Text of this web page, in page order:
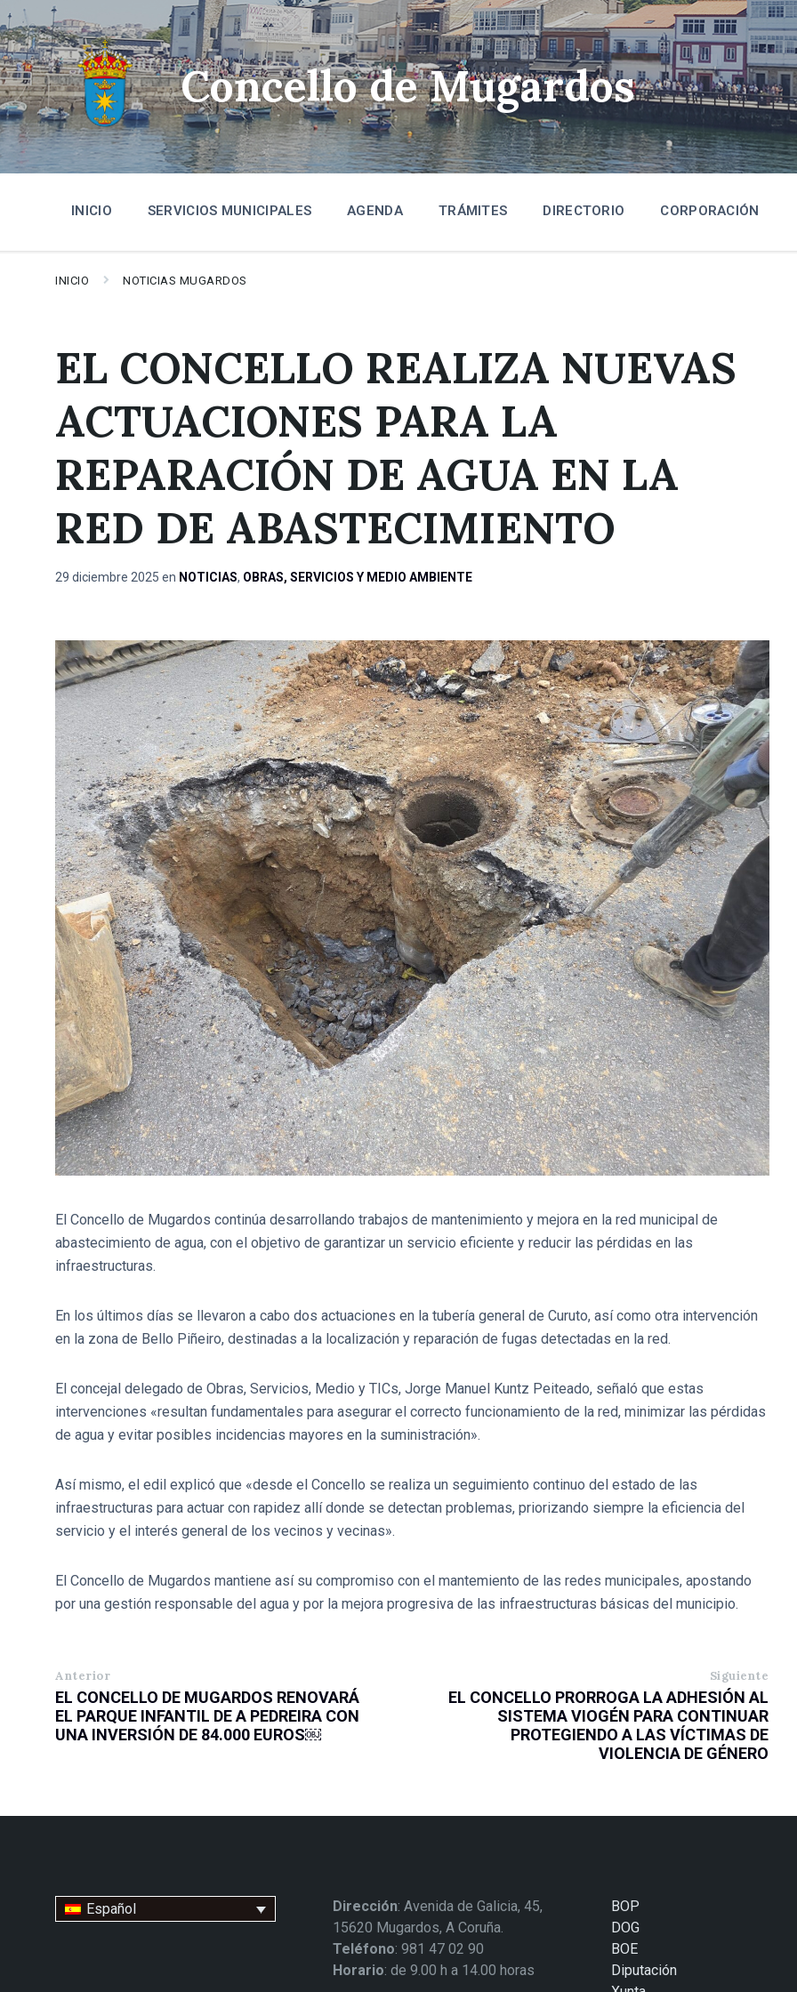
Skip
to
content
Skip
to
main
navigation
Skip
to
footer
Concello de Mugardos
INICIO SERVICIOS MUNICIPALES AGENDA TRÁMITES DIRECTORIO CORPORACIÓN
INICIO NOTICIAS MUGARDOS
EL CONCELLO REALIZA NUEVAS
ACTUACIONES PARA LA
REPARACIÓN DE AGUA EN LA
RED DE ABASTECIMIENTO
29 diciembre 2025 en NOTICIAS, OBRAS, SERVICIOS Y MEDIO AMBIENTE
El Concello de Mugardos continúa desarrollando trabajos de mantenimiento y mejora en la red municipal de
abastecimiento de agua, con el objetivo de garantizar un servicio eficiente y reducir las pérdidas en las
infraestructuras.
En los últimos días se llevaron a cabo dos actuaciones en la tubería general de Curuto, así como otra intervención
en la zona de Bello Piñeiro, destinadas a la localización y reparación de fugas detectadas en la red.
El concejal delegado de Obras, Servicios, Medio y TICs, Jorge Manuel Kuntz Peiteado, señaló que estas
intervenciones «resultan fundamentales para asegurar el correcto funcionamiento de la red, minimizar las pérdidas
de agua y evitar posibles incidencias mayores en la suministración».
Así mismo, el edil explicó que «desde el Concello se realiza un seguimiento continuo del estado de las
infraestructuras para actuar con rapidez allí donde se detectan problemas, priorizando siempre la eficiencia del
servicio y el interés general de los vecinos y vecinas».
El Concello de Mugardos mantiene así su compromiso con el mantemiento de las redes municipales, apostando
por una gestión responsable del agua y por la mejora progresiva de las infraestructuras básicas del municipio.
Anterior
EL CONCELLO DE MUGARDOS RENOVARÁ
EL PARQUE INFANTIL DE A PEDREIRA CON
UNA INVERSIÓN DE 84.000 EUROS￼
Siguiente
EL CONCELLO PRORROGA LA ADHESIÓN AL
SISTEMA VIOGÉN PARA CONTINUAR
PROTEGIENDO A LAS VÍCTIMAS DE
VIOLENCIA DE GÉNERO
Español Dirección: Avenida de Galicia, 45,
15620 Mugardos, A Coruña.
Teléfono: 981 47 02 90
Horario: de 9.00 h a 14.00 horas
BOP
DOG
BOE
Diputación